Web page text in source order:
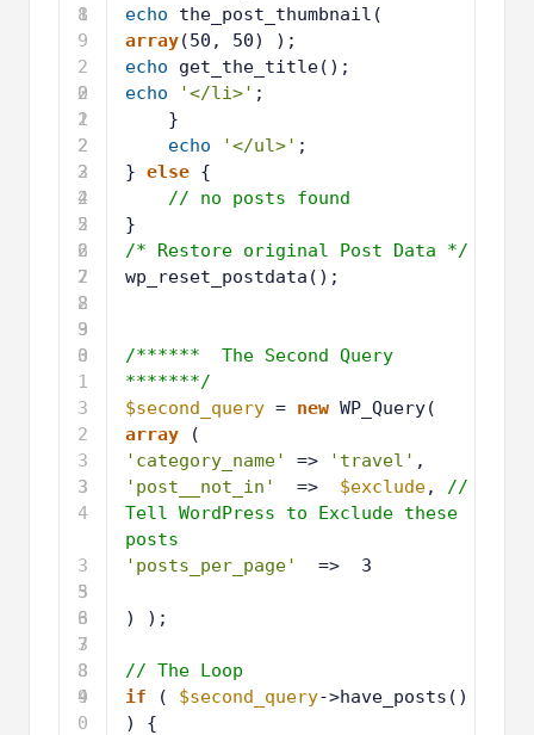
8
1
9
2
0
2
1
2
2
2
3
2
4
2
5
2
6
2
7
2
8
2
9
3
0
3
1
3
2
3
3
3
4
3
5
3
6
3
7
3
8
3
9
4
0
echo
array(50, 50) );
echo
get_the_title();
echo
'</li>' ;
}
echo
'</ul>' ;
} else {
// no posts found
}
/* Restore original Post Data */
wp_reset_postdata();
/******  The Second Query
*******/
$second_query = new
array
(
'category_name'
=> 'travel' ,
'post__not_in'
=> $exclude, //
Tell WordPress to Exclude these
posts
'posts_per_page'
=>  3
) );
// The Loop
if
( $second_query->have_posts()
) {